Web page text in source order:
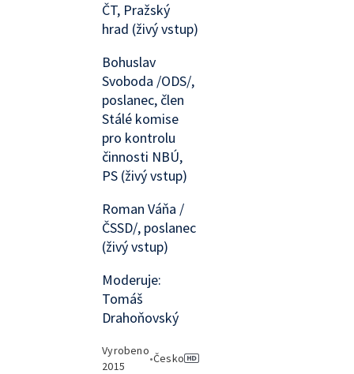
ČT, Pražský
hrad (živý vstup)
Bohuslav
Svoboda /ODS/,
poslanec, člen
Stálé komise
pro kontrolu
činnosti NBÚ,
PS (živý vstup)
Roman Váňa /
ČSSD/, poslanec
(živý vstup)
Moderuje:
Tomáš
Drahoňovský
Vyrobeno
2015
•Česko